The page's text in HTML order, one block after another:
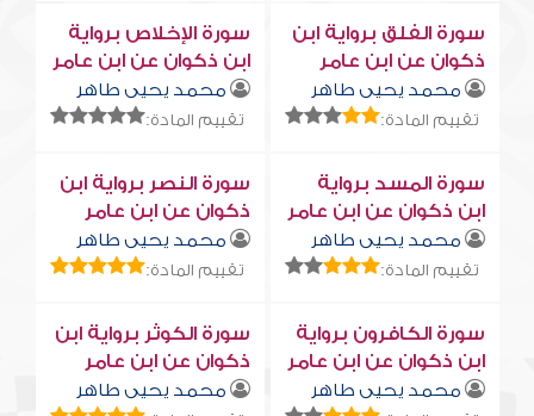
سورة الفلق برواية ابن
ذكوان عن ابن عامر
محمد يحيى طاهر
تقييم المادة:
سورة الإخلاص برواية
ابن ذكوان عن ابن عامر
محمد يحيى طاهر
تقييم المادة:
سورة المسد برواية
ابن ذكوان عن ابن عامر
محمد يحيى طاهر
تقييم المادة:
سورة النصر برواية ابن
ذكوان عن ابن عامر
محمد يحيى طاهر
تقييم المادة:
سورة الكافرون برواية
ابن ذكوان عن ابن عامر
محمد يحيى طاهر
سورة الكوثر برواية ابن
ذكوان عن ابن عامر
محمد يحيى طاهر